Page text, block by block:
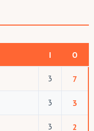
І О
3 7
3 3
3 2